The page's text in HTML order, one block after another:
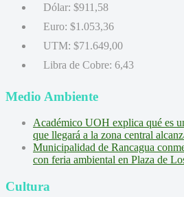
Dólar: $911,58
Euro: $1.053,36
UTM: $71.649,00
Libra de Cobre: 6,43
Medio Ambiente
Académico UOH explica qué es
que llegará a la zona central
Municipalidad de Rancagua
con feria ambiental en Plaza de
Cultura